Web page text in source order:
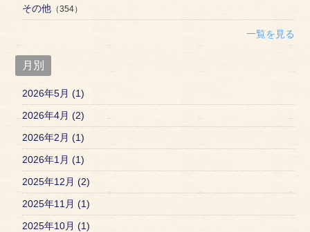
その他 （354）
一覧を見る
月別
2026年5月 (1)
2026年4月 (2)
2026年2月 (1)
2026年1月 (1)
2025年12月 (2)
2025年11月 (1)
2025年10月 (1)